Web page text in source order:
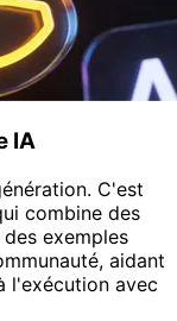
IA
C'est
combine des
exemples
aidant
l'exécution avec